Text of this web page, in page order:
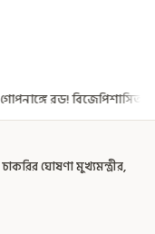
নাবালিকার নৃশংস
ঘোষণা মুখ্যমন্ত্রীর,